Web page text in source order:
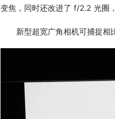
变焦，同时还改进了 f/2.2 光圈
新型超宽广角相机可捕捉相